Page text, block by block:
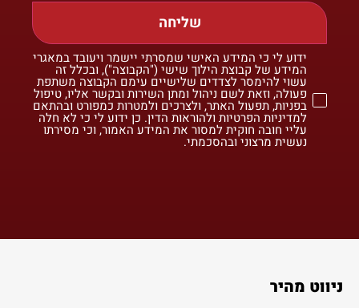
שליחה
ידוע לי כי המידע האישי שמסרתי יישמר ויעובד במאגרי
המידע של קבוצת הילוך שישי ("הקבוצה"), ובכלל זה
עשוי להימסר לצדדים שלישיים עימם הקבוצה משתפת
פעולה, וזאת לשם ניהול ומתן השירות ובקשר אליו, טיפול
בפניות, תפעול האתר, ולצרכים ולמטרות כמפורט ובהתאם
למדיניות הפרטיות ולהוראות הדין. כן ידוע לי כי לא חלה
עליי חובה חוקית למסור את המידע האמור, וכי מסירתו
נעשית מרצוני ובהסכמתי.
ניווט מהיר